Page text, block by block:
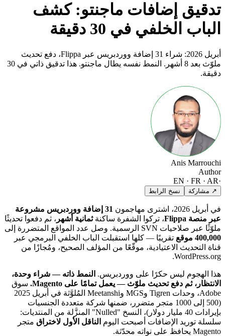
تدقيق إضافات ماجنتو: كشف
الباب الخلفي في 30 دقيقة
أبريل 2026: شراء 31 إضافة ووردبريس عبر Flippa، دفع تحديث
ملوّث بعد 8 أشهر. النمط نفسه يطال ماجنتو. هذا تدقيق ذاتي في 30
دقيقة.
Anis Marrouchi
Author
EN · FR · AR
↗ مشاركة نسخ الرابط
في أبريل 2026، اشترى مهاجمون
31 إضافة ووردبريس مشروعة
عبر منصة Flippa
، تركوا الشفرة ساكنةثمانية أشهر، ثم دفعوا تحديثًا
ملوّثًا عبر صلاحيات SVN الرسمية. وصل عدد المواقع المتضررة إلى
400,000 موقع
تقريبًا — كلها استقبلت الباب الخلفي البرمجي عبر
قناة التحديث الاعتيادية، موقّعًا من المؤلف الصحيح، ومُجازًا من
WordPress.org.
هذا الهجوم ليس حكرًا على ووردبريس.النمط ذاته — شراء وحدة،
الانتظار، ثم دفع تحديث ملوّث — يعمل تمامًا على Magento.
سوق
Adobe، وحدات Tigren وMGS وMeetanshi المُلوَّثة في أبريل 2025
(500 إلى 1000 متجر متضرر، ضمنها شركة متعددة الجنسيات
بإيرادات 40 مليار دولار)، النسخ "Nulled" المنزَّلة من المنتديات:
سلسلة توريد الإضافات أصبحت اليومالناقل الأول لاختراقمتجر
Magento يحافظ على نواته محدّثة.